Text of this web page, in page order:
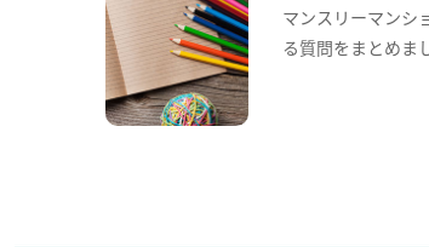
マンスリーマンシ
る質問をまとめま